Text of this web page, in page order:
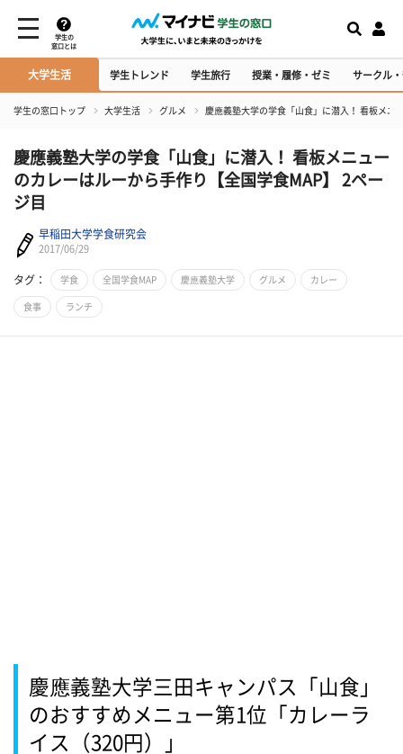
学生の
窓口とは
大学生活 学生トレンド 学生旅行 授業・履修・ゼミ サークル
学生の窓口トップ 大学生活 グルメ 慶應義塾大学の学食「山食」に潜入！ 看板メニ
慶應義塾大学の学食「山食」に潜入！ 看板メニュー
のカレーはルーから手作り【全国学食MAP】 2ペー
ジ目
早稲田大学学食研究会
2017/06/29
タグ： 学食 全国学食MAP 慶應義塾大学 グルメ カレー
食事 ランチ
慶應義塾大学三田キャンパス「山食」
のおすすめメニュー第1位「カレーラ
イス（320円）」